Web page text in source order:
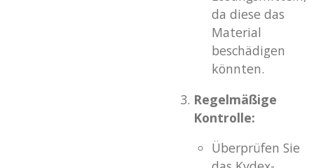
da diese das
Material
beschädigen
könnten.
Regelmäßige
Kontrolle:
Überprüfen Sie